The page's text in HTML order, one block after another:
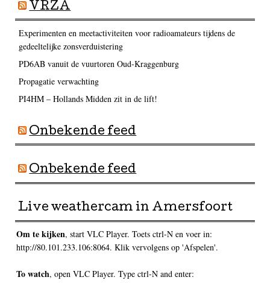
VRZA
Experimenten en meetactiviteiten voor radioamateurs tijdens de
gedeeltelijke zonsverduistering
PD6AB vanuit de vuurtoren Oud-Kraggenburg
Propagatie verwachting
PI4HM – Hollands Midden zit in de lift!
Onbekende feed
Onbekende feed
Live weathercam in Amersfoort
Om te kijken, start VLC Player. Toets ctrl-N en voer in:
http://80.101.233.106:8064. Klik vervolgens op 'Afspelen'.
To watch, open VLC Player. Type ctrl-N and enter: